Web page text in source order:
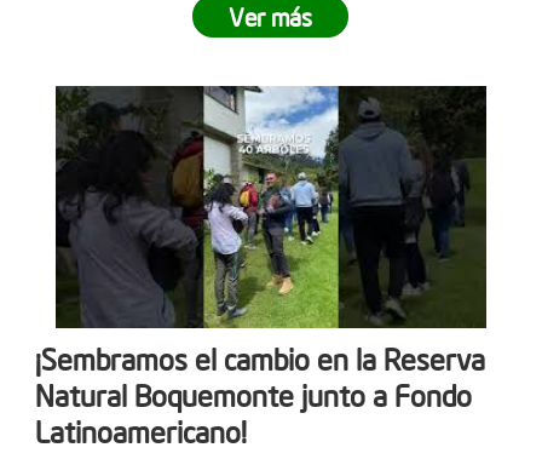
Ver más
¡Sembramos el cambio en la Reserva
Natural Boquemonte junto a Fondo
Latinoamericano!